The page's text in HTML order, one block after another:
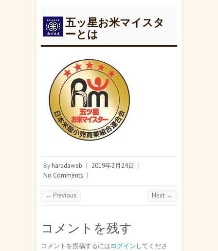
五ッ星お米マイスタ
ーとは
By haradaweb | 2019年3月24日
|
No Comments |
← Previous Next →
コメントを残す
コメントを投稿するにはログイン してくださ